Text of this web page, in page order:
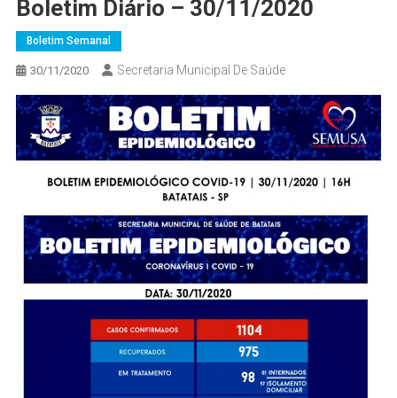
Boletim Diário – 30/11/2020
Boletim Semanal
30/11/2020 Secretaria Municipal De Saúde